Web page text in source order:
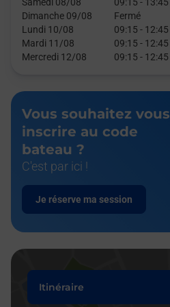
Dimanche 09/08
Fermé
Lundi 10/08
09:15 - 12:45
Mardi 11/08
09:15 - 12:45
Mercredi 12/08
09:15 - 12:45
Vous souhaitez vous
inscrire au code
bateau ?
C'est par ici !
Je réserve ma session
Itinéraire